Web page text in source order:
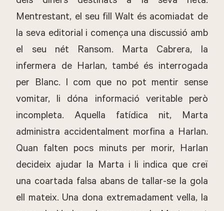
Mentrestant, el seu fill Walt és acomiadat de
la seva editorial i comença una discussió amb
el seu nét Ransom. Marta Cabrera, la
infermera de Harlan, també és interrogada
per Blanc. I com que no pot mentir sense
vomitar, li dóna informació veritable però
incompleta. Aquella fatídica nit, Marta
administra accidentalment morfina a Harlan.
Quan falten pocs minuts per morir, Harlan
decideix ajudar la Marta i li indica que creï
una coartada falsa abans de tallar-se la gola
ell mateix. Una dona extremadament vella, la